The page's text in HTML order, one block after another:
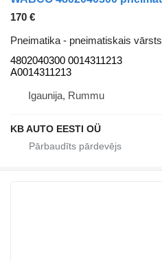
170 €
Pneimatika - pneimatiskais vārsts
4802040300 0014311213
A0014311213
Igaunija, Rummu
KB AUTO EESTI OÜ